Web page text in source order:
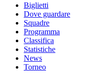
Biglietti
Dove guardare
Squadre
Programma
Classifica
Statistiche
News
Torneo